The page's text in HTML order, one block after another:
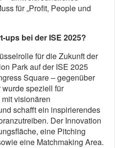
für „Profit, People und
ups bei der ISE 2025?
für die Zukunft der
Park auf der ISE 2025
Square – gegenüber
speziell für
visionären
schafft ein inspirierendes
Der Innovation
eine Pitching
eine Matchmaking Area.